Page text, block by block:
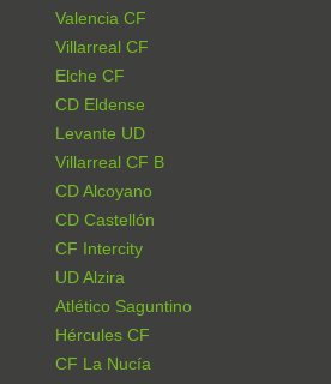
Valencia CF
Villarreal CF
Elche CF
CD Eldense
Levante UD
Villarreal CF B
CD Alcoyano
CD Castellón
CF Intercity
UD Alzira
Atlético Saguntino
Hércules CF
CF La Nucía